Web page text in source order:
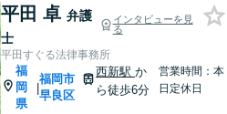
平田 卓 弁護
士
インタビューを見
る
平田すぐる法律事務所
福
岡
県
|
福岡市
早良区
西新駅 か
ら徒歩6分
営業時間：本
日定休日